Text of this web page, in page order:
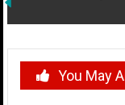
You May